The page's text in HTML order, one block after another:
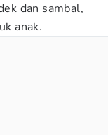
dan sambal,
anak.